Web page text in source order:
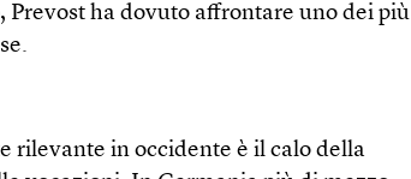
Prevost ha dovuto affrontare uno dei più
rilevante in occidente è il calo della